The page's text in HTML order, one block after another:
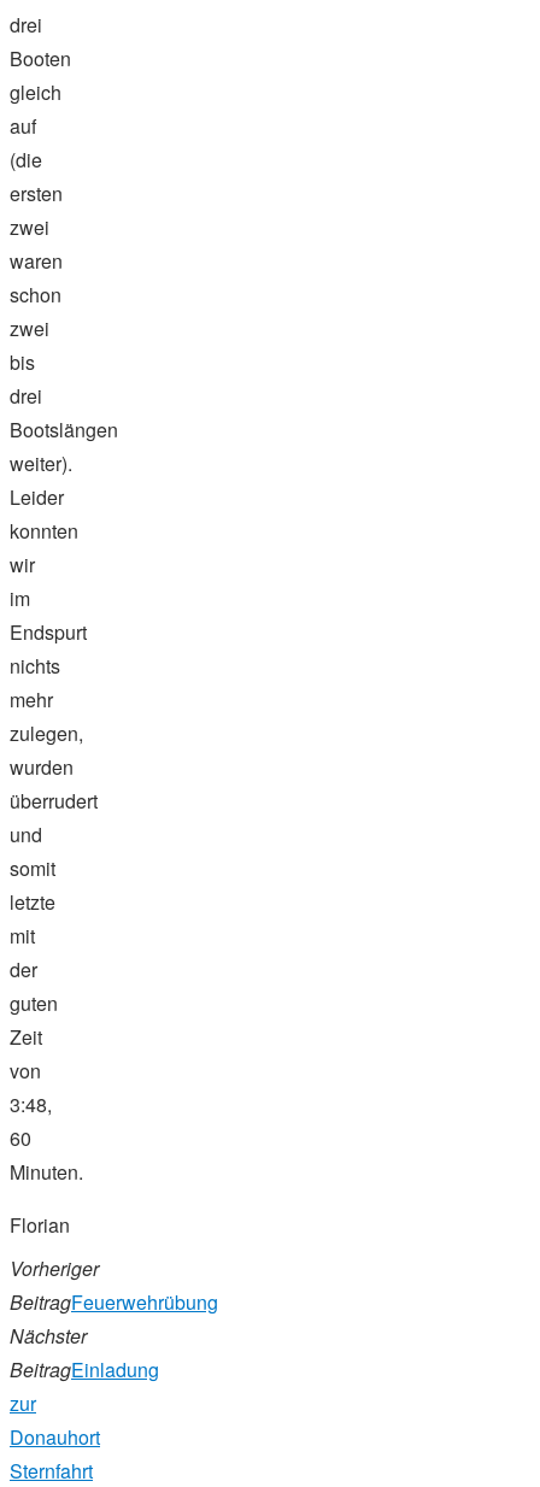
drei
Booten
gleich
auf
(die
ersten
zwei
waren
schon
zwei
bis
drei
Bootslängen
weiter).
Leider
konnten
wir
im
Endspurt
nichts
mehr
zulegen,
wurden
überrudert
und
somit
letzte
mit
der
guten
Zeit
von
3:48,
60
Minuten.
Florian
Vorheriger
BeitragFeuerwehrübung
Nächster
BeitragEinladung
zur
Donauhort
Sternfahrt